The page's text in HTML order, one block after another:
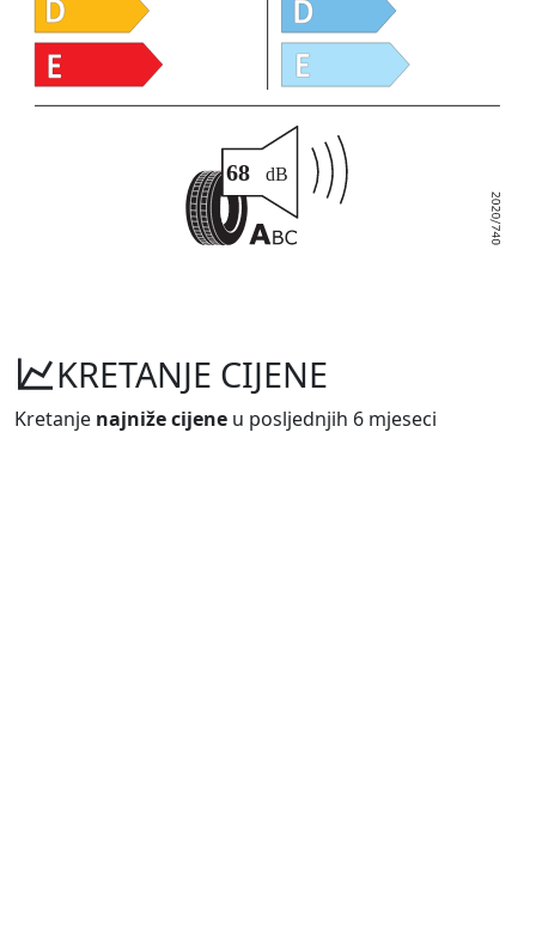
KRETANJE CIJENE
Kretanje najniže cijene u posljednjih 6 mjeseci